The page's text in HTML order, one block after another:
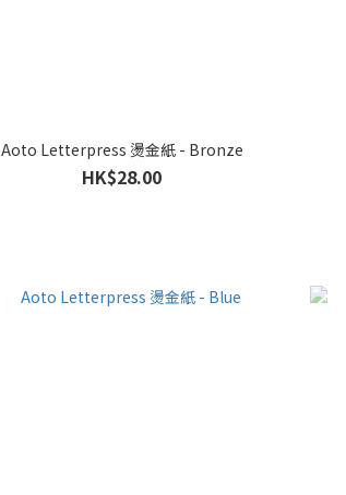
Aoto Letterpress 燙金紙 - Bronze
HK$28.00